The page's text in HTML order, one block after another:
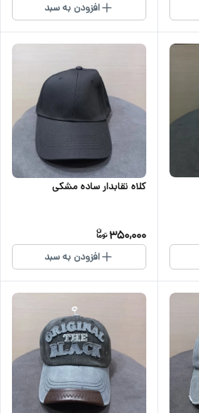
افزودن به سبد
کلاه نقابدار ساده مشکی
350,000
افزودن به سبد